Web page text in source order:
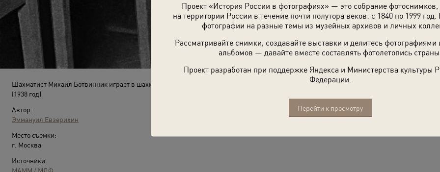
Проект «История России в фотографиях» — это собрание
на территории России в течение почти полутора веков: с 1840 по 1999 год.
фотографии на разные темы из музейных архивов и личных
Рассматривайте снимки, создавайте выставки и делитесь
альбомов — давайте вместе составлять фотолетопись страны.
Проект разработан при поддержке Яндекса и Министерства культуры
Федерации.
Перейти к просмотру
Шахматист Михаил Ботвинник играет в шахматы с пионерами
(1938 год)
Автор:
Эммануил Евзерихин
Место съемки:
г. Москва
Источники: